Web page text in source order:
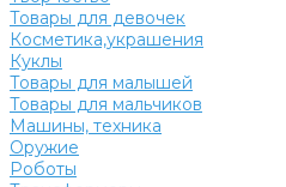
Товары для девочек
Косметика,украшения
Куклы
Товары для малышей
Товары для мальчиков
Машины, техника
Оружие
Роботы